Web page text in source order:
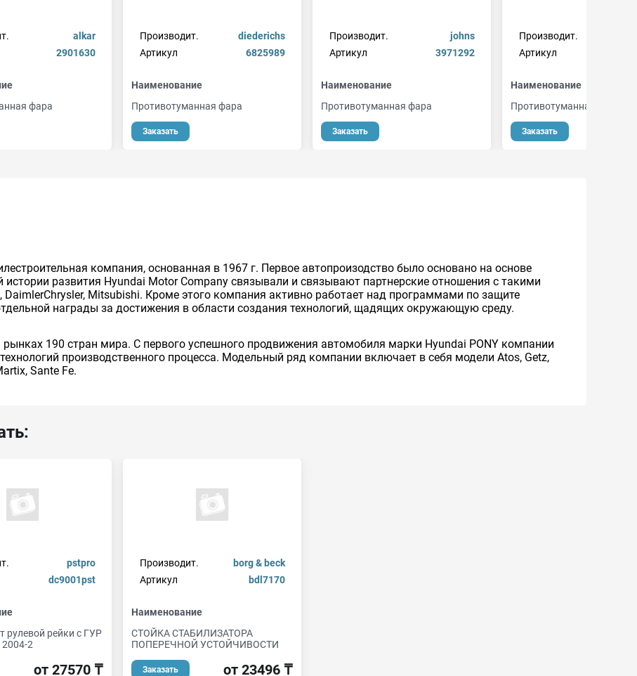
alkar
2901630
фара
Производит.
diederichs
Артикул
6825989
Наименование
Противотуманная фара
Заказать
Производит.
johns
Артикул
3971292
Наименование
Противотуманная фара
Заказать
Производит.
Артикул
Наименование
Противотуманная фара
Заказать
компания, основанная в 1967 г. Первое автопроизодство было основано на основе
развития Hyundai Motor Company связывали и связывают партнерские отношения с такими
Mitsubishi. Кроме этого компания активно работает над программами по защите
награды за достижения в области создания технологий, щадящих окружающую среду.
190 стран мира. C первого успешного продвижения автомобиля марки Hyundai PONY компании
производственного процесса. Модельный ряд компании включает в себя модели Atos, Getz,
Sante Fe.
pstpro
dc9001pst
рулевой рейки с ГУР
2004-2
от 27570 ₸
Производит.
borg & beck
Артикул
bdl7170
Наименование
СТОЙКА СТАБИЛИЗАТОРА
ПОПЕРЕЧНОЙ УСТОЙЧИВОСТИ
Заказать от 23496 ₸